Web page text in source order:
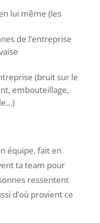
lui même (les
de l’entreprise
(bruit sur le
embouteillage,
équipe, fait en
ta team pour
ressentent
d’où provient ce